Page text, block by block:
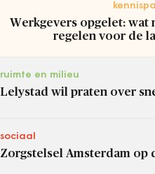
Werkgevers opgelet: wat
regelen voor de
ruimte en milieu
Lelystad wil praten over
sociaal
Zorgstelsel Amsterdam op